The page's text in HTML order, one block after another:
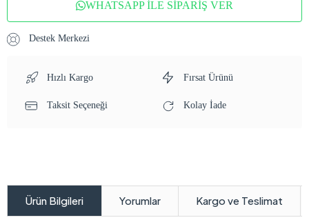
WHATSAPP İLE SİPARİŞ VER
Destek Merkezi
Hızlı Kargo Fırsat Ürünü
Taksit Seçeneği Kolay İade
Ürün Bilgileri Yorumlar Kargo ve Teslimat